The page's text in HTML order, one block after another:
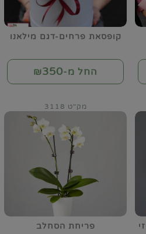
קופסאת פרחים-דגם מילאנו
החל מ-₪350
פריחת הסחלב
מק"ט 3118